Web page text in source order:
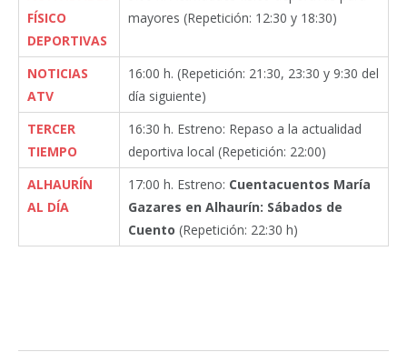
FÍSICO
DEPORTIVAS
mayores (Repetición: 12:30 y 18:30)
NOTICIAS
ATV
16:00 h. (Repetición: 21:30, 23:30 y 9:30 del
día siguiente)
TERCER
TIEMPO
16:30 h. Estreno: Repaso a la actualidad
deportiva local (Repetición: 22:00)
ALHAURÍN
AL DÍA
17:00 h. Estreno: Cuentacuentos María
Gazares en Alhaurín: Sábados de
Cuento (Repetición: 22:30 h)